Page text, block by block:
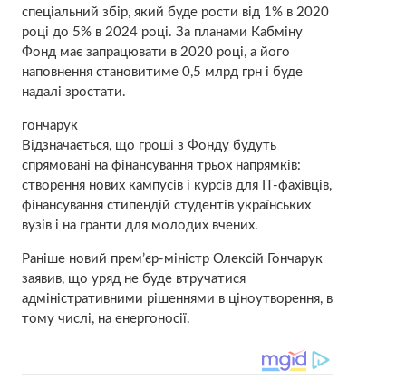
спеціальний збір, який буде рости від 1% в 2020
році до 5% в 2024 році. За планами Кабміну
Фонд має запрацювати в 2020 році, а його
наповнення становитиме 0,5 млрд грн і буде
надалі зростати.
гончарук
Відзначається, що гроші з Фонду будуть
спрямовані на фінансування трьох напрямків:
створення нових кампусів і курсів для ІТ-фахівців,
фінансування стипендій студентів українських
вузів і на гранти для молодих вчених.
Раніше новий прем’єр-міністр Олексій Гончарук
заявив, що уряд не буде втручатися
адміністративними рішеннями в ціноутворення, в
тому числі, на енергоносії.